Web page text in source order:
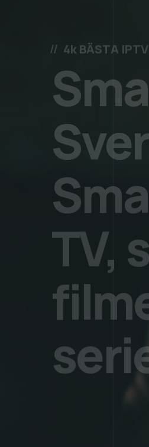
4k BÄSTA IPTV
TV,
serier